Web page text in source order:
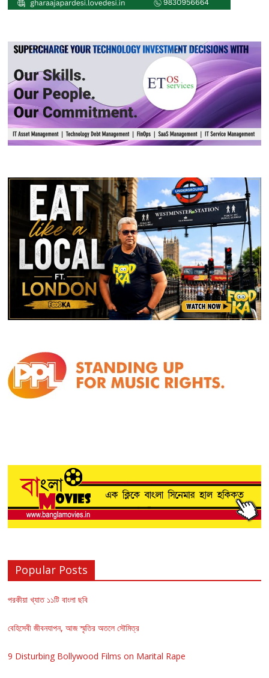
Popular Posts
পরকীয়া খ্যাত ১১টি বাংলা ছবি
বেহিসেবী জীবনযাপন, আজ স্মৃতির অতলে সৌমিত্র
9 Disturbing Bollywood Films on Marital Rape